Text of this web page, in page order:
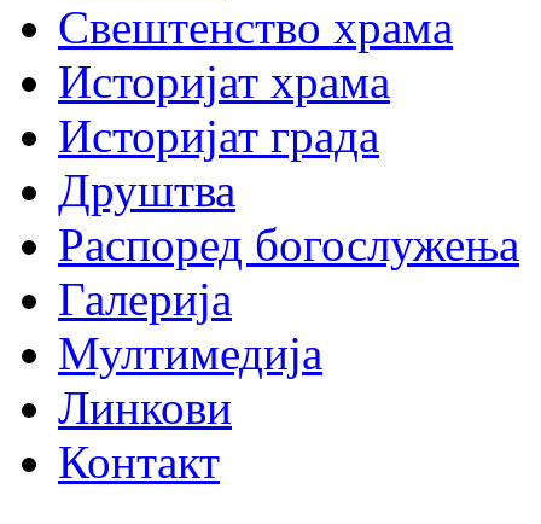
Свештенство храма
Историјат храма
Историјат града
Друштва
Распоред богослужења
Галерија
Мултимедија
Линкови
Контакт